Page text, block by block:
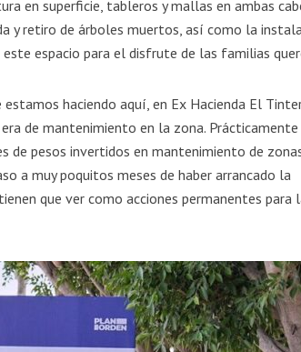
en superficie, tableros y mallas en ambas
y retiro de árboles muertos, así como la
espacio para el disfrute de las familias
haciendo aquí, en Ex Hacienda El
de mantenimiento en la zona.
de pesos invertidos en mantenimiento de
a muy poquitos meses de haber arrancado la
que ver como acciones permanentes para